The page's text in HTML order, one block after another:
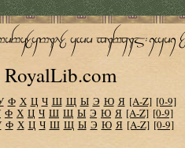
RoyalLib.com
Ф Х Ц Ч Ш Щ Ы Э Ю Я [A-Z] [0-9]
Ф Х Ц Ч Ш Щ Ы Э Ю Я [A-Z] [0-9]
Ф Х Ц Ч Ш Щ Ы Э Ю Я [A-Z] [0-9]